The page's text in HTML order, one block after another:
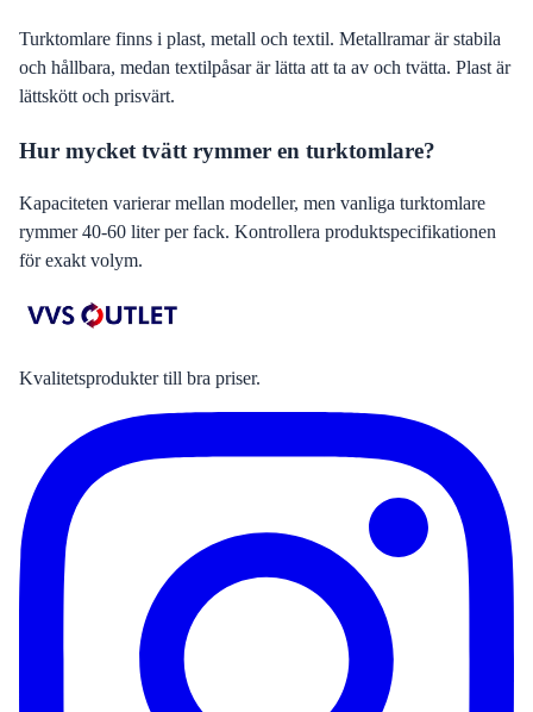
Turktomlare finns i plast, metall och textil. Metallramar är stabila
och hållbara, medan textilpåsar är lätta att ta av och tvätta. Plast är
lättskött och prisvärt.
Hur mycket tvätt rymmer en turktomlare?
Kapaciteten varierar mellan modeller, men vanliga turktomlare
rymmer 40-60 liter per fack. Kontrollera produktspecifikationen
för exakt volym.
Kvalitetsprodukter till bra priser.